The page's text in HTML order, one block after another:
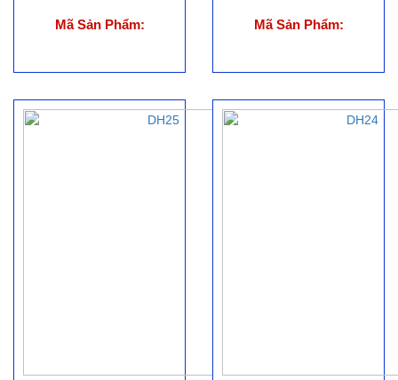
Mã Sản Phẩm: Mã Sản Phẩm: